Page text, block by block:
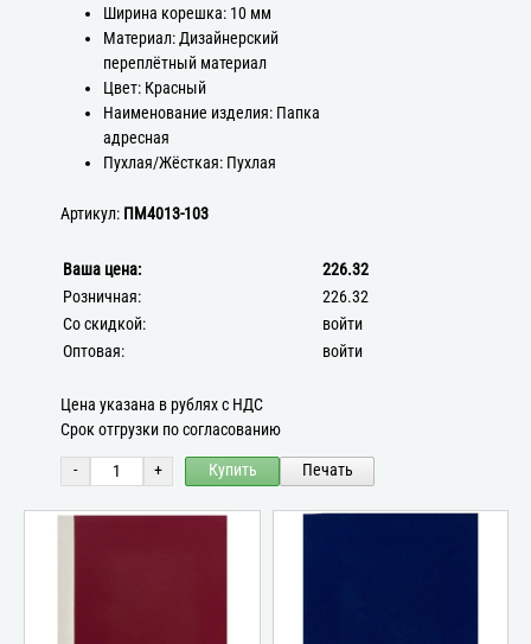
Ширина корешка: 10 мм
Материал: Дизайнерский
переплётный материал
Цвет: Красный
Наименование изделия: Папка
адресная
Пухлая/Жёсткая: Пухлая
Артикул: ПМ4013-103
Ваша цена:
226.32
Розничная:
226.32
Со скидкой:
войти
Оптовая:
войти
Цена указана в рублях с НДС
Срок отгрузки по согласованию
- + Купить Печать